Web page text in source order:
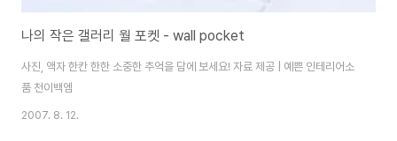
나의 작은 갤러리 월 포켓 - wall pocket
사진, 액자 한칸 한한 소중한 추억을 담에 보세요! 자료 제공 | 예쁜 인테리어소
품 천이백엠
2007. 8. 12.